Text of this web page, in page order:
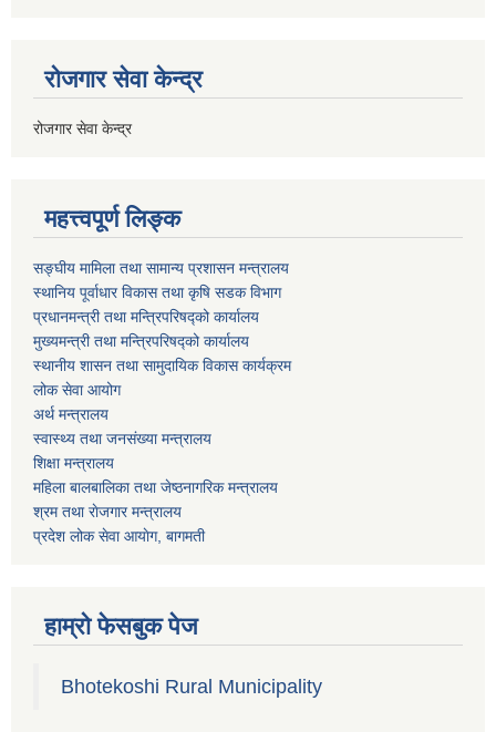
रोजगार सेवा केन्द्र
रोजगार सेवा केन्द्र
महत्त्वपूर्ण लिङ्क
सङ्घीय मामिला तथा सामान्य प्रशासन मन्त्रालय
स्थानिय पूर्वाधार विकास तथा कृषि सडक विभाग
प्रधानमन्त्री तथा मन्त्रिपरिषद्को कार्यालय
मुख्यमन्त्री तथा मन्त्रिपरिषद्को कार्यालय
स्थानीय शासन तथा सामुदायिक विकास कार्यक्रम
लोक सेवा आयोग
अर्थ मन्त्रालय
स्वास्थ्य तथा जनस‌ंख्या मन्त्रालय
शिक्षा मन्त्रालय
महिला बालबालिका तथा जेष्ठनागरिक मन्त्रालय
श्रम तथा राेजगार मन्त्रालय
प्रदेश लोक सेवा आयाेग, बागमती
हाम्रो फेसबुक पेज
Bhotekoshi Rural Municipality